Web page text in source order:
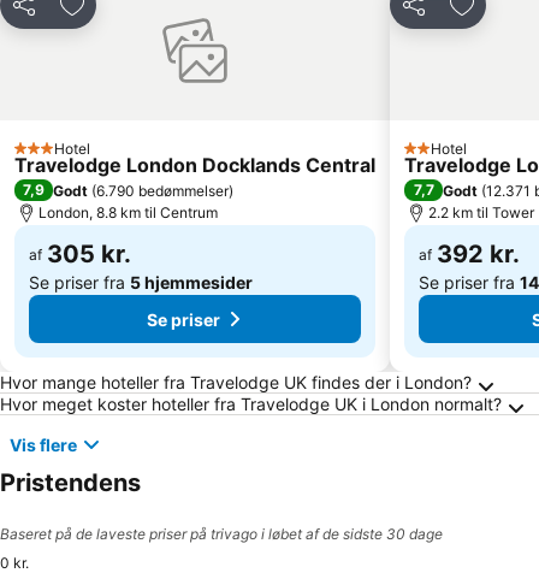
Del Føj til favoritter
3 Stjerner
Hotel
Travelodge London Docklands Central
7,9 Godt (6.790 bedømmelser)
London, 8.8 km til Centrum
af 305 kr.
Se priser fra 5 hjemmesider
Se priser
Del Føj til
2 Stjerner
Hotel
Travelodge
7,7 Godt (12.371
2.2 km til Tower
af 392 kr.
Se priser fra
Ofte stillede spørgsmål om London
Hvor mange hoteller fra Travelodge UK findes der i London?
Hvor meget koster hoteller fra Travelodge UK i London normalt?
Vis flere
Pristendens
Baseret på de laveste priser på trivago i løbet af de sidste 30 dage
0 kr.